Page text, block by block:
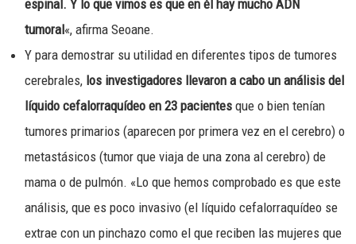
espinal. Y lo que vimos es que en él hay mucho ADN
tumoral«, afirma Seoane.
Y para demostrar su utilidad en diferentes tipos de tumores
cerebrales, los investigadores llevaron a cabo un análisis del
líquido cefalorraquídeo en 23 pacientes que o bien tenían
tumores primarios (aparecen por primera vez en el cerebro) o
metastásicos (tumor que viaja de una zona al cerebro) de
mama o de pulmón. «Lo que hemos comprobado es que este
análisis, que es poco invasivo (el líquido cefalorraquídeo se
extrae con un pinchazo como el que reciben las mujeres que